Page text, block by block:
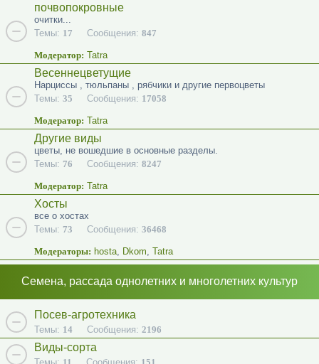
почвопокровные
очитки...
Темы: 17 Сообщения: 847
Модератор: Tatra
Весеннецветущие
Нарциссы , тюльпаны , рябчики и другие первоцветы
Темы: 35 Сообщения: 17058
Модератор: Tatra
Другие виды
цветы, не вошедшие в основные разделы.
Темы: 76 Сообщения: 8247
Модератор: Tatra
Хосты
все о хостах
Темы: 73 Сообщения: 36468
Модераторы: hosta, Dkom, Tatra
Семена, рассада однолетних и многолетних культур
Посев-агротехника
Темы: 14 Сообщения: 2196
Виды-сорта